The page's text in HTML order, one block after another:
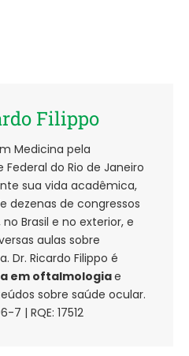
Filippo
Medicina pela
Federal do Rio de Janeiro
sua vida acadêmica,
dezenas de congressos
Brasil e no exterior, e
aulas sobre
Dr. Ricardo Filippo é
em oftalmologiae
sobre saúde ocular.
7 | RQE: 17512